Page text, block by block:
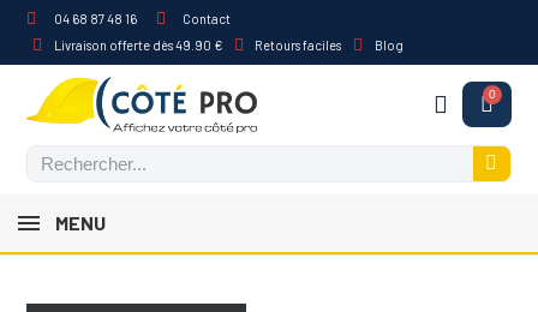
04 68 87 48 16
Contact
Livraison offerte dès 49.90 €
Retours faciles Blog
MENU